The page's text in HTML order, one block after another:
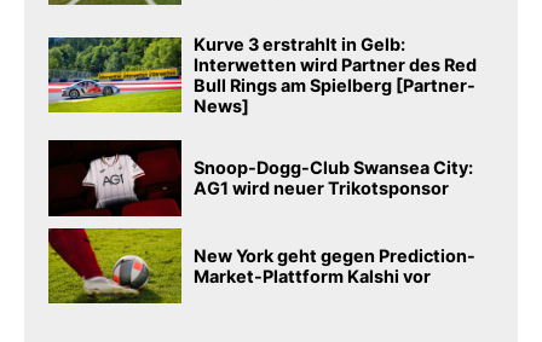
Kurve 3 erstrahlt in Gelb:
Interwetten wird Partner des Red
Bull Rings am Spielberg [Partner-
News]
Snoop-Dogg-Club Swansea City:
AG1 wird neuer Trikotsponsor
New York geht gegen Prediction-
Market-Plattform Kalshi vor